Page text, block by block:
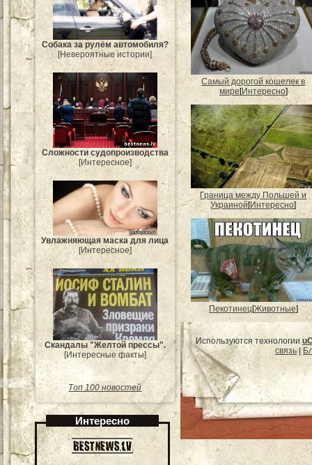
Собака за рулём автомобиля?
[Невероятные истории]
Сложности судопроизводства
[Интересное]
Увлажняющая маска для лица
[Интересное]
Скандалы "Желтой прессы".
[Интересные факты]
Топ 100 новостей
Интересно
Самый дорогой кошелек в
мире [Интересно]
Граница между Польшей и
Украиной [Интересно]
Пекотинец[Животные]
Используются технологии
связь